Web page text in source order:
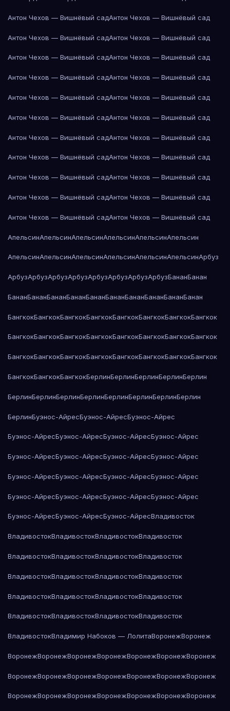
Антон Чехов — Вишнёвый садАнтон Чехов — Вишнёвый сад
Антон Чехов — Вишнёвый садАнтон Чехов — Вишнёвый сад
Антон Чехов — Вишнёвый садАнтон Чехов — Вишнёвый сад
Антон Чехов — Вишнёвый садАнтон Чехов — Вишнёвый сад
Антон Чехов — Вишнёвый садАнтон Чехов — Вишнёвый сад
Антон Чехов — Вишнёвый садАнтон Чехов — Вишнёвый сад
Антон Чехов — Вишнёвый садАнтон Чехов — Вишнёвый сад
Антон Чехов — Вишнёвый садАнтон Чехов — Вишнёвый сад
Антон Чехов — Вишнёвый садАнтон Чехов — Вишнёвый сад
Антон Чехов — Вишнёвый садАнтон Чехов — Вишнёвый сад
Антон Чехов — Вишнёвый садАнтон Чехов — Вишнёвый сад
АпельсинАпельсинАпельсинАпельсинАпельсинАпельсин
АпельсинАпельсинАпельсинАпельсинАпельсинАпельсинАрбуз
АрбузАрбузАрбузАрбузАрбузАрбузАрбузАрбузБананБанан
БананБананБананБананБананБананБананБананБананБанан
БангкокБангкокБангкокБангкокБангкокБангкокБангкокБангкок
БангкокБангкокБангкокБангкокБангкокБангкокБангкокБангкок
БангкокБангкокБангкокБангкокБангкокБангкокБангкокБангкок
БангкокБангкокБангкокБерлинБерлинБерлинБерлинБерлин
БерлинБерлинБерлинБерлинБерлинБерлинБерлинБерлин
БерлинБуэнос-АйресБуэнос-АйресБуэнос-Айрес
Буэнос-АйресБуэнос-АйресБуэнос-АйресБуэнос-Айрес
Буэнос-АйресБуэнос-АйресБуэнос-АйресБуэнос-Айрес
Буэнос-АйресБуэнос-АйресБуэнос-АйресБуэнос-Айрес
Буэнос-АйресБуэнос-АйресБуэнос-АйресБуэнос-Айрес
Буэнос-АйресБуэнос-АйресБуэнос-АйресВладивосток
ВладивостокВладивостокВладивостокВладивосток
ВладивостокВладивостокВладивостокВладивосток
ВладивостокВладивостокВладивостокВладивосток
ВладивостокВладивостокВладивостокВладивосток
ВладивостокВладивостокВладивостокВладивосток
ВладивостокВладимир Набоков — ЛолитаВоронежВоронеж
ВоронежВоронежВоронежВоронежВоронежВоронежВоронеж
ВоронежВоронежВоронежВоронежВоронежВоронежВоронеж
ВоронежВоронежВоронежВоронежВоронежВоронежВоронеж